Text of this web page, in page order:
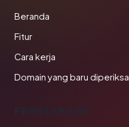
Beranda
Fitur
Cara kerja
Domain yang baru diperiksa
PERUSAHAAN